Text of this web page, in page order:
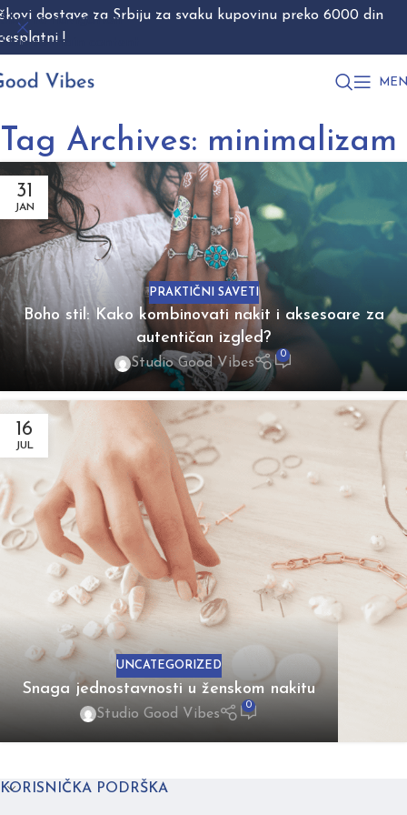
Skip to navigation
Skip to main content
Tag Archives: minimalizam
31
JAN
PRAKTIČNI SAVETI
Boho stil: Kako kombinovati nakit i aksesoare za
autentičan izgled?
Studio Good Vibes
0
16
JUL
UNCATEGORIZED
Snaga jednostavnosti u ženskom nakitu
Studio Good Vibes
0
KORISNIČKA PODRŠKA
dostave za Srbiju za svaku kupovinu preko 6000 din
!